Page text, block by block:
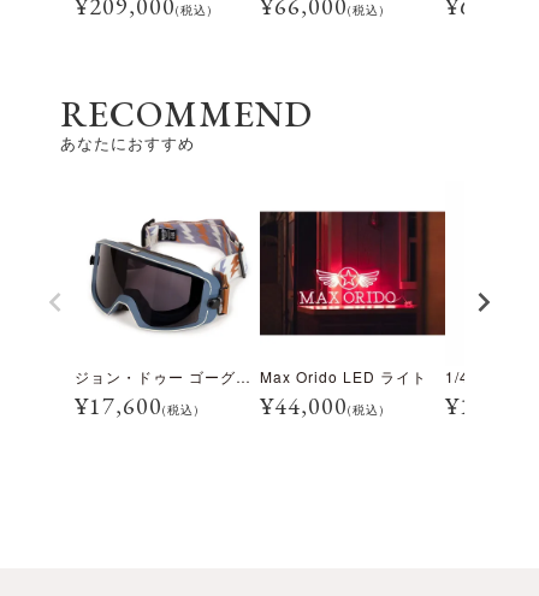
(税込) (税込)
RECOMMEND
あなたにおすすめ
ジョン・ドゥー ゴーグル ミッドナイト ブルー
¥17,600(税込)
Max Orido LED ライト
¥44,000(税込) ¥19,800